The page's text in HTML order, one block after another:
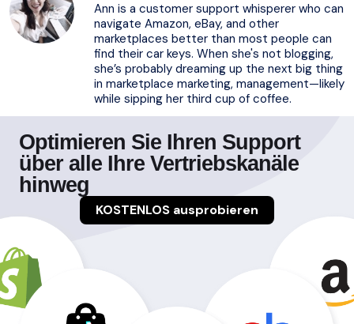
Ann is a customer support whisperer who can
navigate Amazon, eBay, and other
marketplaces better than most people can
find their car keys. When she's not blogging,
she’s probably dreaming up the next big thing
in marketplace marketing, management—likely
while sipping her third cup of coffee.
Optimieren Sie Ihren Support
über alle Ihre Vertriebskanäle
hinweg
KOSTENLOS ausprobieren